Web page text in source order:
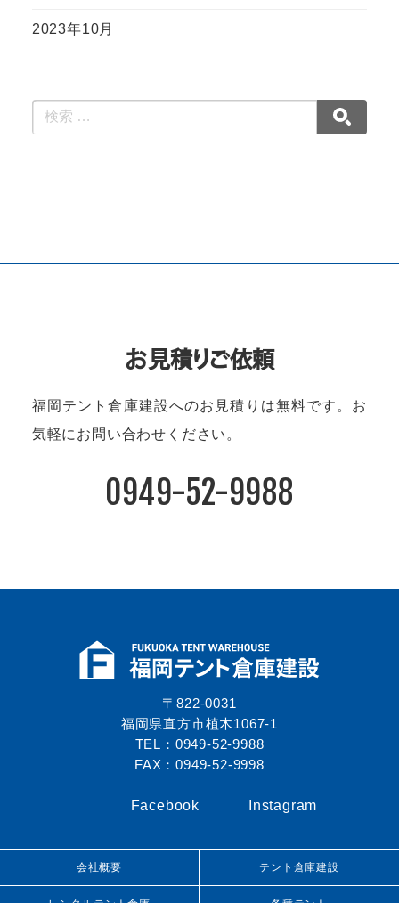
2023年10月
お見積りご依頼
福岡テント倉庫建設へのお見積りは無料です。 お
気軽にお問い合わせください。
0949-52-9988
〒822-0031
福岡県直方市植木1067-1
TEL：0949-52-9988
FAX：0949-52-9998
Facebook Instagram
会社概要 テント倉庫建設